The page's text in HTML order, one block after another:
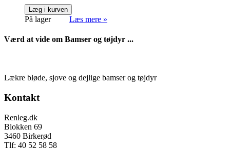
Læg i kurven
På lager Læs mere »
Værd at vide om Bamser og tøjdyr ...
Lækre bløde, sjove og dejlige bamser og tøjdyr
Kontakt
Renleg.dk
Blokken 69
3460 Birkerød
Tlf: 40 52 58 58